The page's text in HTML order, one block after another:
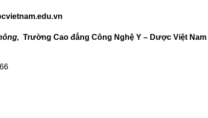
, Trường Cao đẳng Công Nghệ Y – Dược Việt Nam